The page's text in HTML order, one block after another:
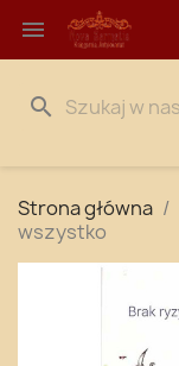

search
Strona główna
wszystko